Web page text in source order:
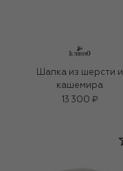
Шапка из шерсти и
кашемира
13 300 ₽